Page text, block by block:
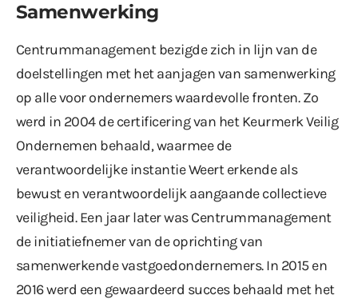
Samenwerking
Centrummanagement bezigde zich in lijn van de
doelstellingen met het aanjagen van samenwerking
op alle voor ondernemers waardevolle fronten. Zo
werd in 2004 de certificering van het Keurmerk Veilig
Ondernemen behaald, waarmee de
verantwoordelijke instantie Weert erkende als
bewust en verantwoordelijk aangaande collectieve
veiligheid. Een jaar later was Centrummanagement
de initiatiefnemer van de oprichting van
samenwerkende vastgoedondernemers. In 2015 en
2016 werd een gewaardeerd succes behaald met het